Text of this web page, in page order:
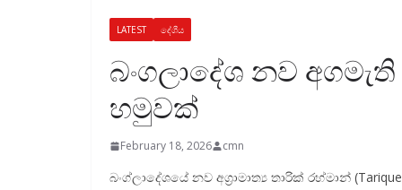
LATEST දේශීය
බංගලාදේශ නව
හමුවක්
February 18, 2026 cmn
බංග්ලාදේශයේ නව අග්‍රාමාත්‍ය තාරික් රහ්මාන්